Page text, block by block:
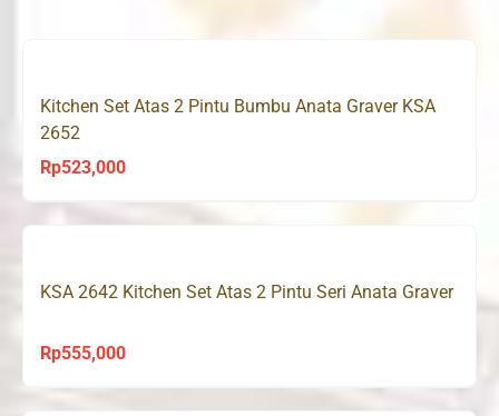
Kitchen Set Atas 2 Pintu Bumbu Anata Graver KSA
2652
Rp523,000
KSA 2642 Kitchen Set Atas 2 Pintu Seri Anata Graver
Rp555,000